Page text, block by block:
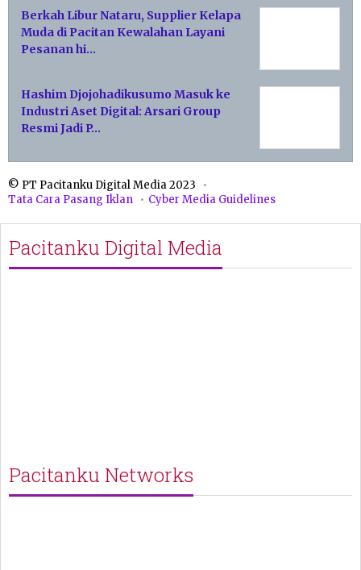
Berkah Libur Nataru, Supplier Kelapa
Muda di Pacitan Kewalahan Layani
Pesanan hi…
Hashim Djojohadikusumo Masuk ke
Industri Aset Digital: Arsari Group
Resmi Jadi P…
© PT Pacitanku Digital Media 2023
Tata Cara Pasang Iklan
Cyber Media Guidelines
Pacitanku Digital Media
Pacitanku Networks